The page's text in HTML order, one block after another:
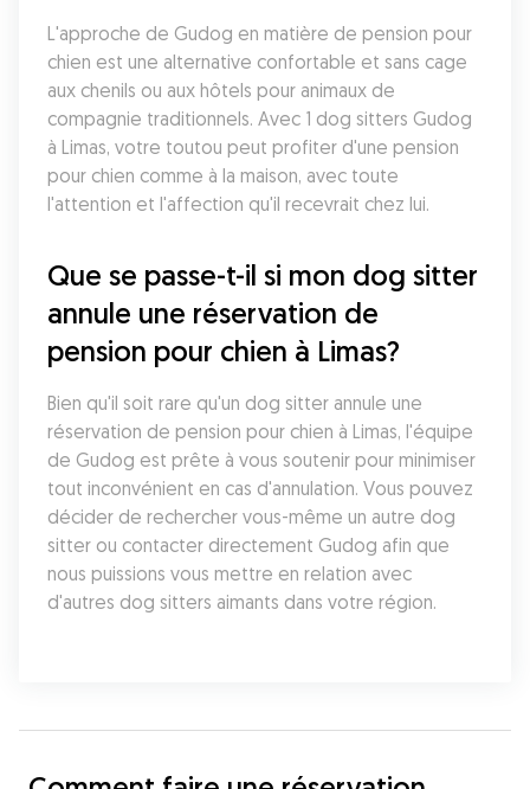
L'approche de Gudog en matière de pension pour
chien est une alternative confortable et sans cage
aux chenils ou aux hôtels pour animaux de
compagnie traditionnels. Avec 1 dog sitters Gudog
à Limas, votre toutou peut profiter d'une pension
pour chien comme à la maison, avec toute
l'attention et l'affection qu'il recevrait chez lui.
Que se passe-t-il si mon dog sitter
annule une réservation de
pension pour chien à Limas?
Bien qu'il soit rare qu'un dog sitter annule une
réservation de pension pour chien à Limas, l'équipe
de Gudog est prête à vous soutenir pour minimiser
tout inconvénient en cas d'annulation. Vous pouvez
décider de rechercher vous-même un autre dog
sitter ou contacter directement Gudog afin que
nous puissions vous mettre en relation avec
d'autres dog sitters aimants dans votre région.